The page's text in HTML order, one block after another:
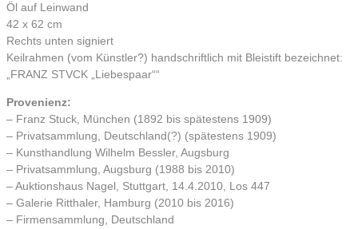
Öl auf Leinwand
42 x 62 cm
Rechts unten signiert
Keilrahmen (vom Künstler?) handschriftlich mit Bleistift bezeichnet:
„FRANZ STVCK „Liebespaar““
Provenienz:
– Franz Stuck, München (1892 bis spätestens 1909)
– Privatsammlung, Deutschland(?) (spätestens 1909)
– Kunsthandlung Wilhelm Bessler, Augsburg
– Privatsammlung, Augsburg (1988 bis 2010)
– Auktionshaus Nagel, Stuttgart, 14.4.2010, Los 447
– Galerie Ritthaler, Hamburg (2010 bis 2016)
– Firmensammlung, Deutschland